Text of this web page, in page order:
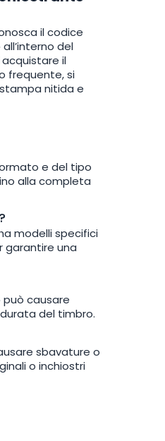
il codice
del
il
frequente, si
nitida e
e del tipo
alla completa
modelli specifici
garantire una
può causare
del timbro.
sbavature o
o inchiostri